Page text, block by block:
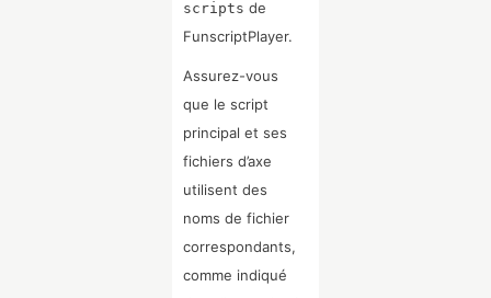
scripts de
FunscriptPlayer.
Assurez-vous
que le script
principal et ses
fichiers d’axe
utilisent des
noms de fichier
correspondants,
comme indiqué